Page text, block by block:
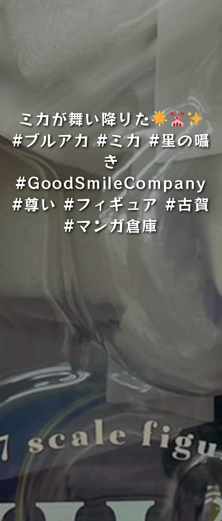
ミカが舞い降りた
#ブルアカ #ミカ #星の囁
き
#GoodSmileCompany
#尊い #フィギュア #古賀
#マンガ倉庫